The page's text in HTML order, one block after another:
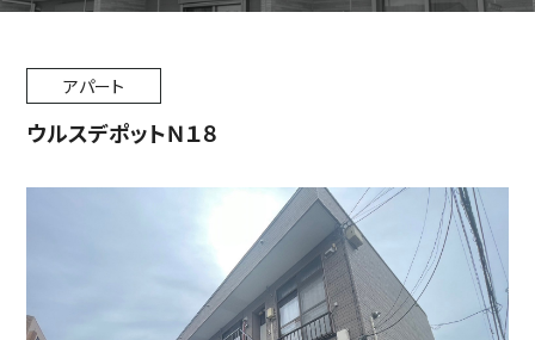
アパート
ウルスデポットＮ１８